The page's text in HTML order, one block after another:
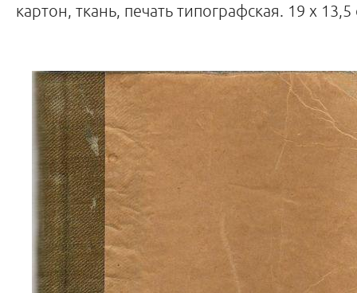
картон, ткань, печать типографская. 19 х